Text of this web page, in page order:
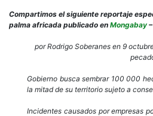
Compartimos el siguiente reportaje
palma africada publicado en Mongabay–
por Rodrigo Soberanes en 9
Gobierno busca sembrar 100 000
la mitad de su territorio sujeto a
Incidentes causados por empresas